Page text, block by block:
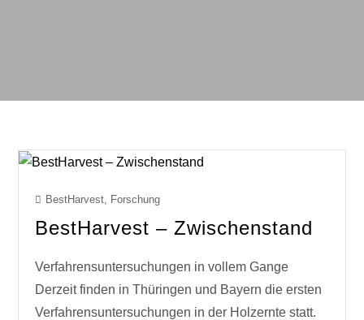
BestHarvest Forschung
BestHarvest – Zwischenstand
Verfahrensuntersuchungen in vollem Gange
Derzeit finden in Thüringen und Bayern die ersten
Verfahrensuntersuchungen in der Holzernte statt.